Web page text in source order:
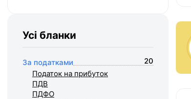
Усі бланки
За податками
20
Податок на прибуток
ПДВ
ПДФО